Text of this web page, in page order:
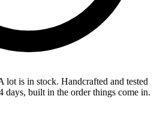
lot is in stock. Handcrafted and tested
days, built in the order things come in.